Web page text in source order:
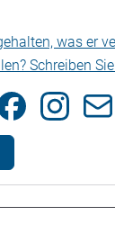
was er
Schreiben